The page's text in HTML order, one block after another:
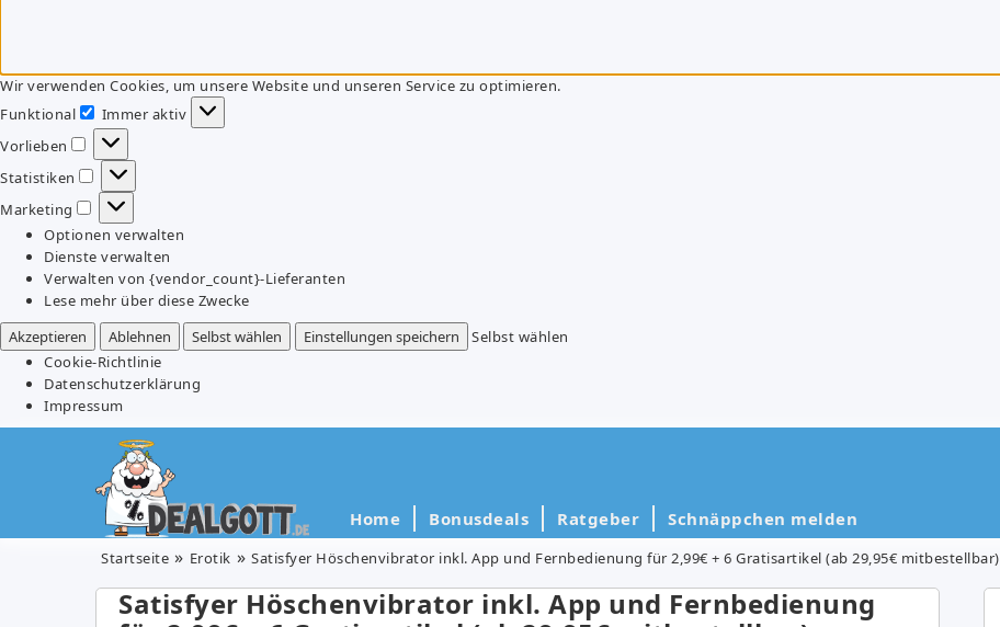
Wir verwenden Cookies, um unsere Website und unseren Service zu optimieren.
Funktional
Funktional
Immer aktiv
Vorlieben
Vorlieben
Statistiken
Statistiken
Marketing
Marketing
Optionen verwalten
Dienste verwalten
Verwalten von {vendor_count}-Lieferanten
Lese mehr über diese Zwecke
Akzeptieren
Ablehnen Selbst wählen Einstellungen speichern
Selbst wählen
Cookie-Richtlinie
Datenschutzerklärung
Impressum
Home Bonusdeals Ratgeber Schnäppchen melden
Startseite Erotik Satisfyer Höschenvibrator inkl. App und Fernbedienung für 2,99€ + 6 Gratisartikel (ab 29,95€ mitbestellbar)
Satisfyer Höschenvibrator inkl. App und Fernbedienung